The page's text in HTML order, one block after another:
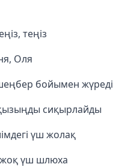
теңіз
Оля
бойымен жүреді
сиқырлайды
үш жолақ
жоқ үш шлюха